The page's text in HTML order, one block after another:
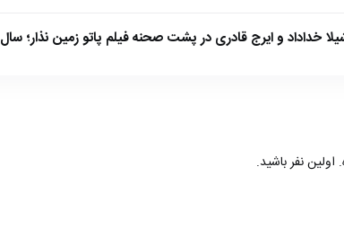
خداداد و ایرج قادری در پشت صحنه فیلم پاتو زمین نذار؛ سال 87
نفر باشید.